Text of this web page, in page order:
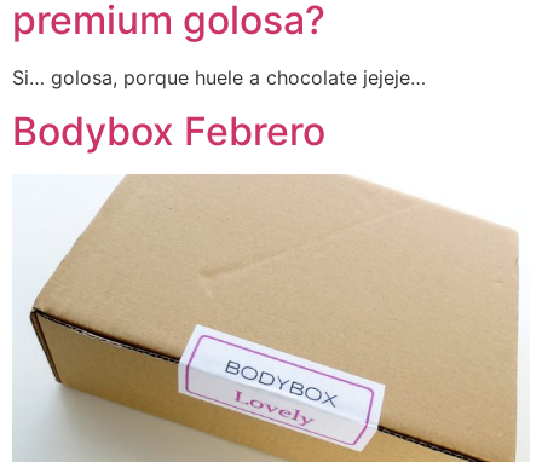
premium golosa?
Si… golosa, porque huele a chocolate jejeje…
Bodybox Febrero